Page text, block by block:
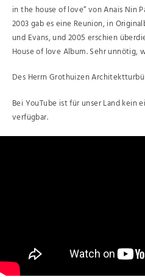
in the house of love“ von Anais Nin
2003 gab es eine Reunion, in
und Evans, und 2005 erschien
House of love Album. Sehr unnötig,
Des Herrn Grothuizen
Bei YouTube ist für unser Land kein
verfügbar.